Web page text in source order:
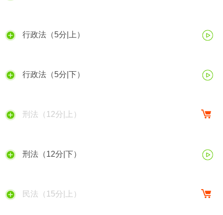
行政法（5分|上）
行政法（5分|下）
刑法（12分|上）
刑法（12分|下）
民法（15分|上）